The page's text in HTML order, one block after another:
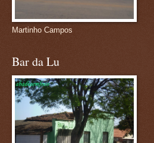
Martinho Campos
Bar da Lu